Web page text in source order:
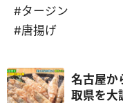
#タージン
#唐揚げ
名古屋か
取県を大